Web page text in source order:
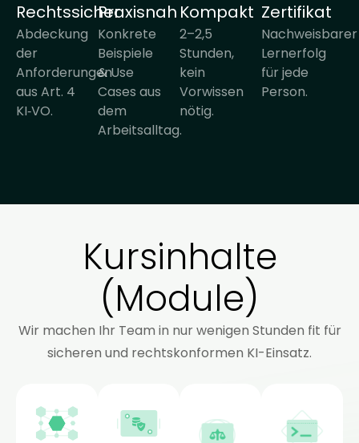
Rechtssicher
Abdeckung
der
Anforderungen
aus Art. 4
KI‑VO.
Praxisnah
Konkrete
Beispiele
& Use
Cases aus
dem
Arbeitsalltag.
Kompakt
2–2,5
Stunden,
kein
Vorwissen
nötig.
Zertifikat
Nachweisbarer
Lernerfolg
für jede
Person.
Kursinhalte
(Module)
Wir machen Ihr Team in nur wenigen Stunden fit für
sicheren und rechtskonformen KI-Einsatz.